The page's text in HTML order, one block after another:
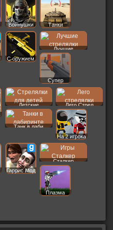
Войнушки Танки
С оружием
Лучшие
Супер
Детские Лего Стрел
Танк в лаби
На 2 игрока
Гаррис Мод
Сталкер
Плазма